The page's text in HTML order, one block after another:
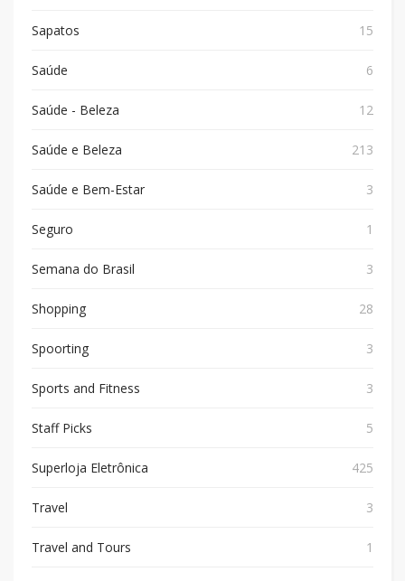
Sapatos 15
Saúde 6
Saúde - Beleza 12
Saúde e Beleza 213
Saúde e Bem-Estar 3
Seguro 1
Semana do Brasil 3
Shopping 28
Spoorting 3
Sports and Fitness 3
Staff Picks 5
Superloja Eletrônica 425
Travel 3
Travel and Tours 1